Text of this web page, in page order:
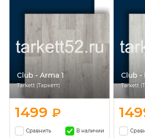
Club - Arma 1
Tarkett (Таркетт)
1499₽
Сравнить В наличии
Club -
Tarkett